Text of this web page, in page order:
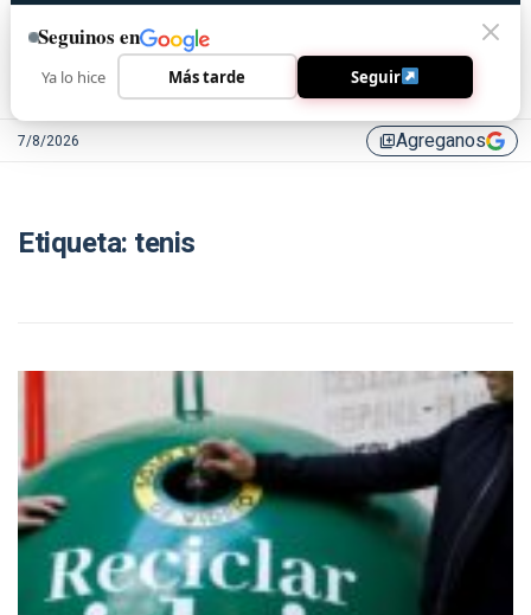
7/8/2026 library_addAgreganos
Etiqueta: tenis
Seguinos en
Ya lo hice Más tarde Seguir